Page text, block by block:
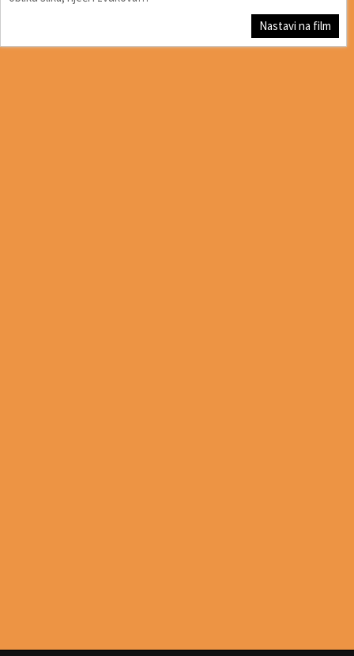
Nastavi na film